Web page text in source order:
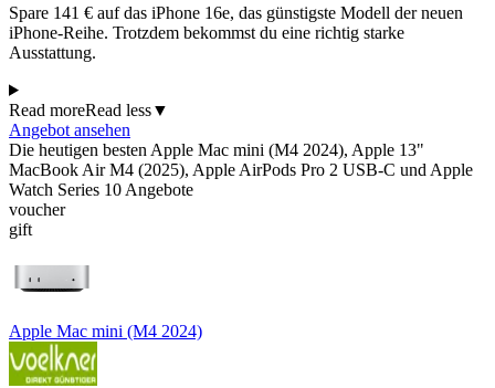
Spare 141 € auf das iPhone 16e, das günstigste Modell der neuen
iPhone-Reihe. Trotzdem bekommst du eine richtig starke
Ausstattung.
Read moreRead less▼
Angebot ansehen
Die heutigen besten Apple Mac mini (M4 2024), Apple 13"
MacBook Air M4 (2025), Apple AirPods Pro 2 USB-C und Apple
Watch Series 10 Angebote
voucher
gift
Apple Mac mini (M4 2024)